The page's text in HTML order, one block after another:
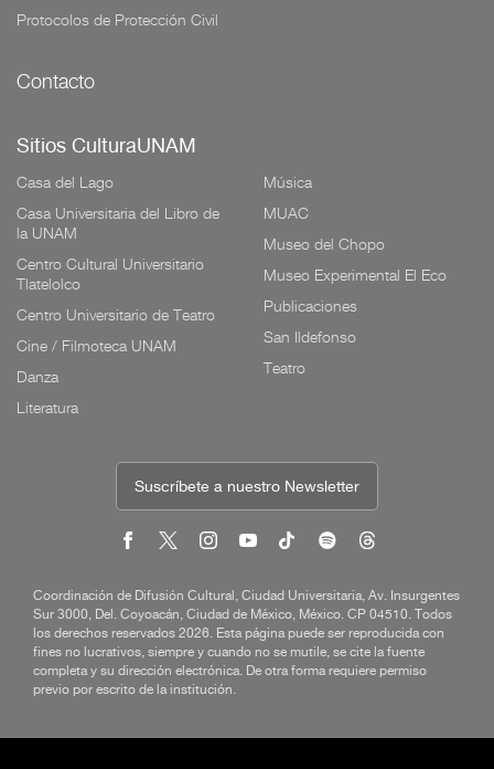
Protocolos de Protección Civil
Contacto
Sitios CulturaUNAM
Casa del Lago
Casa Universitaria del Libro de
la UNAM
Centro Cultural Universitario
Tlatelolco
Centro Universitario de Teatro
Cine / Filmoteca UNAM
Danza
Literatura
Música
MUAC
Museo del Chopo
Museo Experimental El Eco
Publicaciones
San Ildefonso
Teatro
Suscríbete a nuestro Newsletter
Coordinación de Difusión Cultural, Ciudad Universitaria, Av. Insurgentes
Sur 3000, Del. Coyoacán, Ciudad de México, México. CP 04510. Todos
los derechos reservados 2026. Esta página puede ser reproducida con
fines no lucrativos, siempre y cuando no se mutile, se cite la fuente
completa y su dirección electrónica. De otra forma requiere permiso
previo por escrito de la institución.